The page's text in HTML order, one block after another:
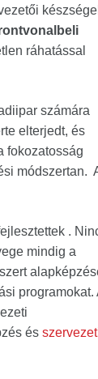
ráhatással
számára
elterjedt, és
fokozatosság
módszertan.
.
mindig a
programokat.
és